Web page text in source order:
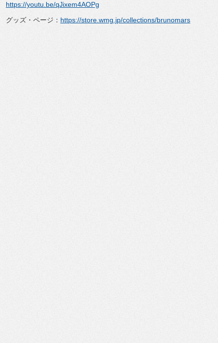
https://youtu.be/qJixem4AOPg
グッズ・ページ： https://store.wmg.jp/collections/brunomars